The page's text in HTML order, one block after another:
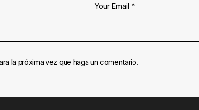
la próxima vez que haga un comentario.